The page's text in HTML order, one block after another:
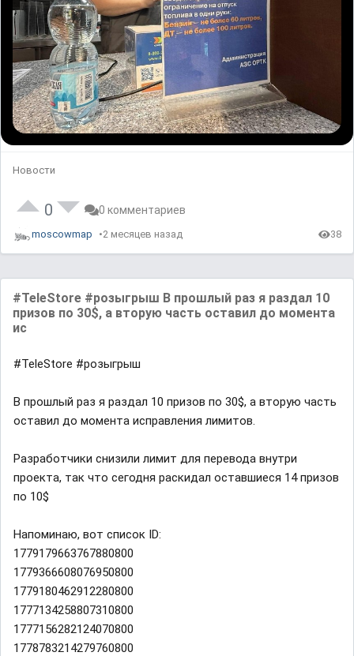
Новости
0 0 комментариев
moscowmap 2 месяцев назад 38
#TeleStore #розыгрыш В прошлый раз я раздал 10
призов по 30$, а вторую часть оставил до момента
ис
#TeleStore #розыгрыш
В прошлый раз я раздал 10 призов по 30$, а вторую часть
оставил до момента исправления лимитов.
Разработчики снизили лимит для перевода внутри
проекта, так что сегодня раскидал оставшиеся 14 призов
по 10$
Напоминаю, вот список ID:
1779179663767880800
1779366608076950800
1779180462912280800
1777134258807310800
1777156282124070800
1778783214279760800